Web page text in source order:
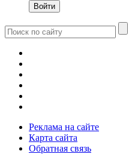
Реклама на сайте
Карта сайта
Обратная связь